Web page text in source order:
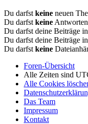
Du darfst keine neuen
Du darfst keine
Du darfst deine Beiträge
Du darfst deine Beiträge
Du darfst keine
Foren-Übersicht
Alle Zeiten sind
Alle Cookies
Das Team
Impressum
Kontakt